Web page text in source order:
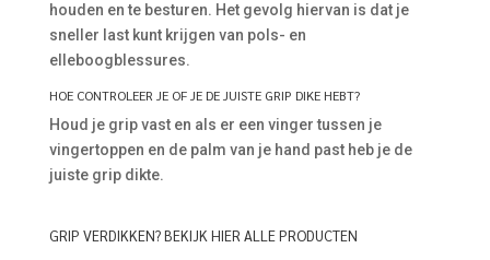
houden en te besturen. Het gevolg hiervan is dat je
sneller last kunt krijgen van pols- en
elleboogblessures.
HOE CONTROLEER JE OF JE DE JUISTE GRIP DIKE HEBT?
Houd je grip vast en als er een vinger tussen je
vingertoppen en de palm van je hand past heb je de
juiste grip dikte.
GRIP VERDIKKEN? BEKIJK HIER ALLE PRODUCTEN